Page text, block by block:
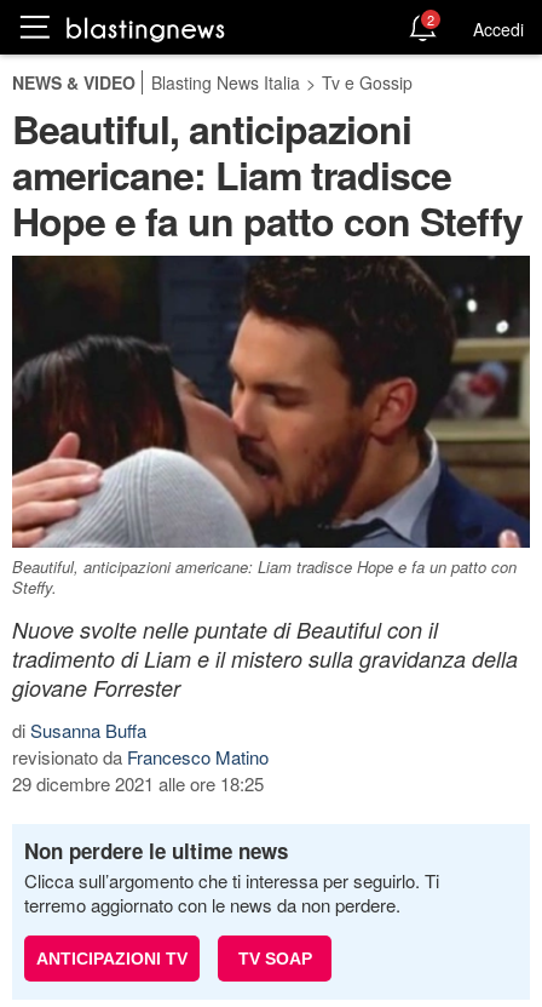
2 Accedi
NEWS & VIDEO Blasting News Italia > Tv e Gossip
Beautiful, anticipazioni
americane: Liam tradisce
Hope e fa un patto con Steffy
Beautiful, anticipazioni americane: Liam tradisce Hope e fa un patto con
Steffy.
Nuove svolte nelle puntate di Beautiful con il
tradimento di Liam e il mistero sulla gravidanza della
giovane Forrester
diSusanna Buffa
revisionato da Francesco Matino
29 dicembre 2021 alle ore 18:25
Non perdere le ultime news
Clicca sull’argomento che ti interessa per seguirlo. Ti
terremo aggiornato con le news da non perdere.
ANTICIPAZIONI TV TV SOAP